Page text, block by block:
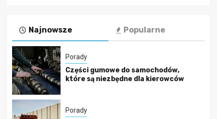
Najnowsze Popularne
Porady
Części gumowe do samochodów,
które są niezbędne dla kierowców
Porady